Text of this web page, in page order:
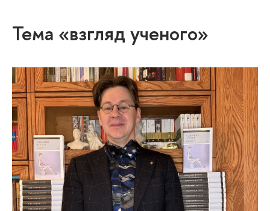
Тема «взгляд ученого»